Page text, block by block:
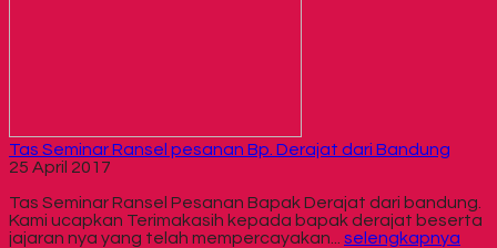
Tas Seminar Ransel pesanan Bp. Derajat dari Bandung
25 April 2017
Tas Seminar Ransel Pesanan Bapak Derajat dari bandung.
Kami ucapkan Terimakasih kepada bapak derajat beserta
jajaran nya yang telah mempercayakan... selengkapnya